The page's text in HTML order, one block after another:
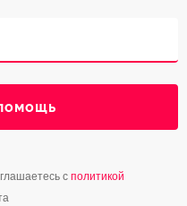
с политикой